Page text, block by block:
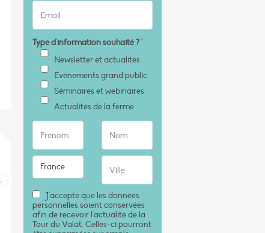
Type d'information souhaité ?*
Newsletter et actualités
Évènements grand public
Séminaires et webinaires
Actualités de la ferme
J'accepte que les données
personnelles soient conservées
afin de recevoir l'actualité de la
Tour du Valat. Celles-ci pourront